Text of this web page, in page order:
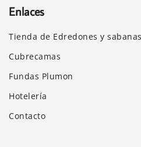
Enlaces
Tienda de Edredones y sabanas
Cubrecamas
Fundas Plumon
Hotelería
Contacto